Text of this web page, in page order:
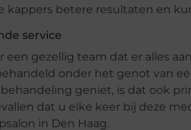
kappers betere resultaten en
service
een gezellig team dat er alles
onder het genot van
geniet, is dat ook
dat u elke keer bij deze
in Den Haag.